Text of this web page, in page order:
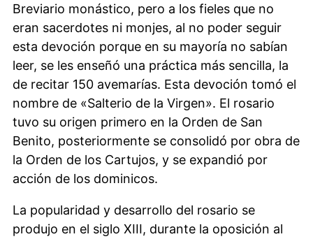
Breviario monástico, pero a los fieles que no
eran sacerdotes ni monjes, al no poder seguir
esta devoción porque en su mayoría no sabían
leer, se les enseñó una práctica más sencilla, la
de recitar 150 avemarías.​ Esta devoción tomó el
nombre de «Salterio de la Virgen». El rosario
tuvo su origen primero en la Orden de San
Benito, posteriormente se consolidó por obra de
la Orden de los Cartujos, y se expandió por
acción de los dominicos.
La popularidad y desarrollo del rosario se
produjo en el siglo XIII, durante la oposición al